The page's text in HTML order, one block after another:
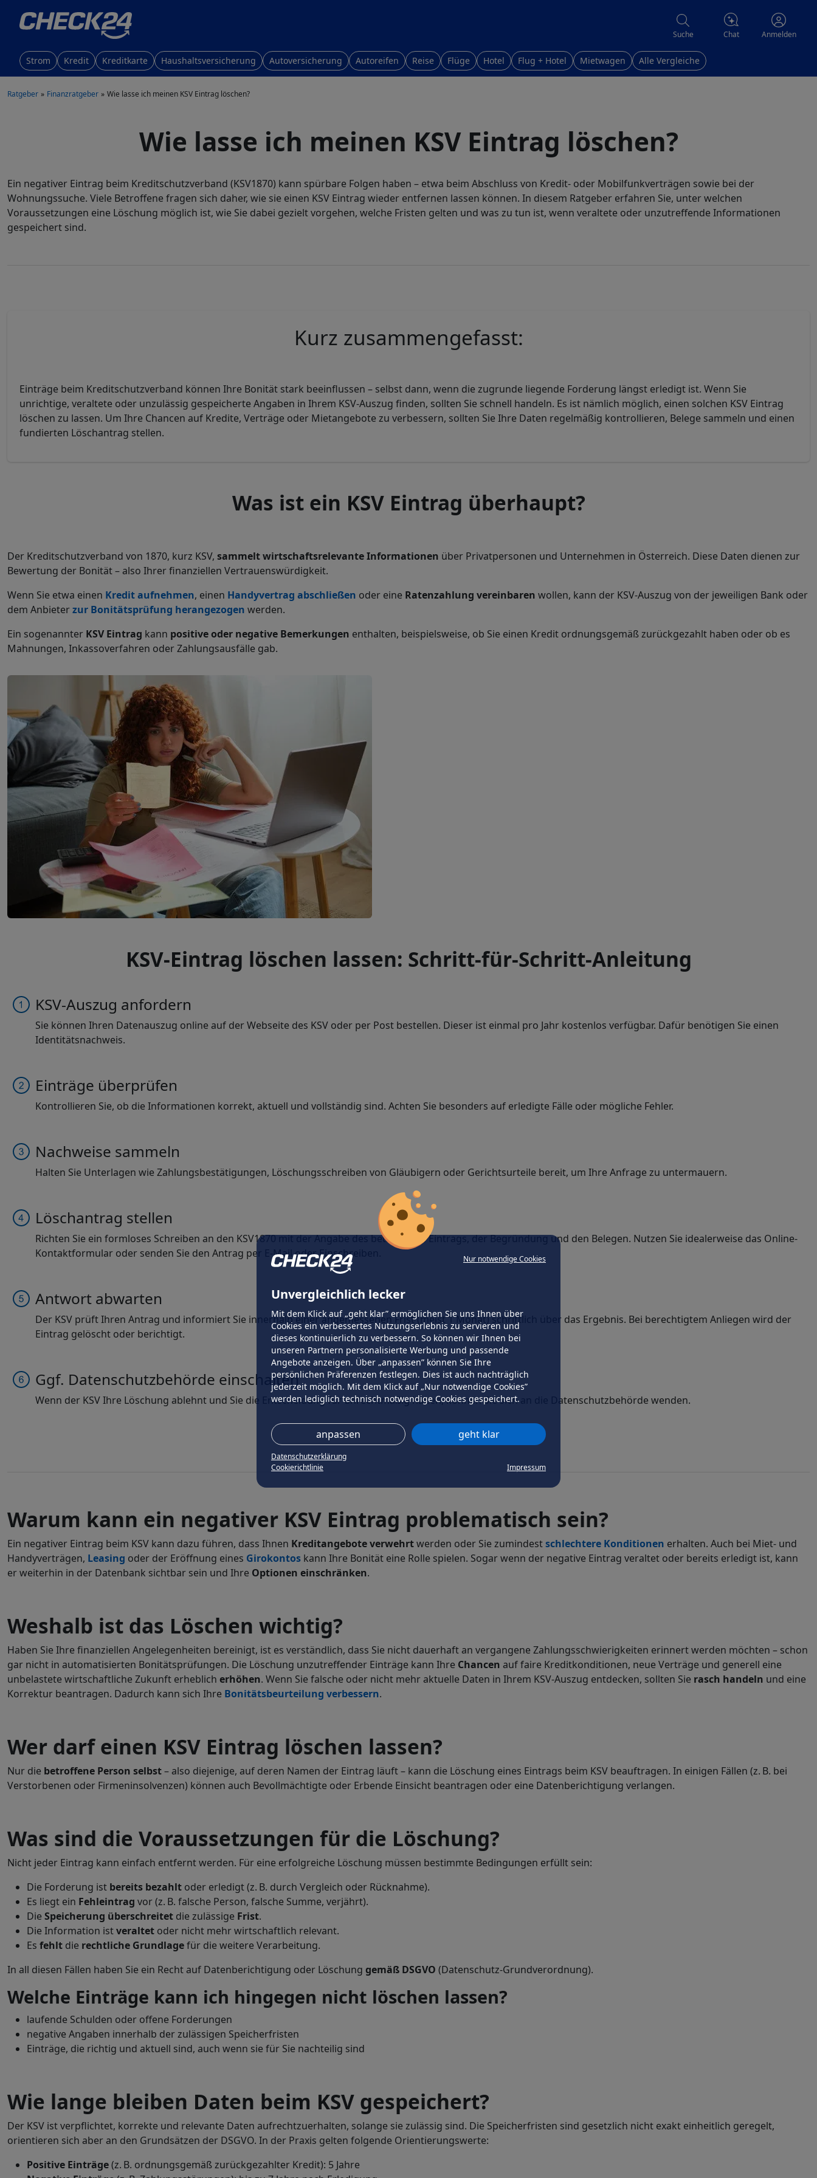
Nur notwendige Cookies
Unvergleichlich lecker
Mit dem Klick auf „geht klar” ermöglichen Sie uns Ihnen über
Cookies ein verbessertes Nutzungserlebnis zu servieren und
dieses kontinuierlich zu verbessern. So können wir Ihnen bei
unseren Partnern personalisierte Werbung und passende
Angebote anzeigen. Über „anpassen” können Sie Ihre
persönlichen Präferenzen festlegen. Dies ist auch nachträglich
jederzeit möglich. Mit dem Klick auf „Nur notwendige Cookies”
werden lediglich technisch notwendige Cookies gespeichert.
anpassen geht klar
Datenschutzerklärung
Cookierichtlinie
Impressum
Suche Chat Anmelden
Strom Kredit Kreditkarte Haushaltsversicherung Autoversicherung Autoreifen Reise Flüge Hotel Flug + Hotel Mietwagen Alle Vergleiche
Ratgeber Finanzratgeber Wie lasse ich meinen KSV Eintrag löschen?
Wie lasse ich meinen KSV Eintrag löschen?
Ein negativer Eintrag beim Kreditschutzverband (KSV1870) kann spürbare Folgen haben – etwa beim Abschluss von Kredit- oder Mobilfunkverträgen sowie bei der
Wohnungssuche. Viele Betroffene fragen sich daher, wie sie einen KSV Eintrag wieder entfernen lassen können. In diesem Ratgeber erfahren Sie, unter welchen
Voraussetzungen eine Löschung möglich ist, wie Sie dabei gezielt vorgehen, welche Fristen gelten und was zu tun ist, wenn veraltete oder unzutreffende Informationen
gespeichert sind.
Kurz zusammengefasst:
Einträge beim Kreditschutzverband können Ihre Bonität stark beeinflussen – selbst dann, wenn die zugrunde liegende Forderung längst erledigt ist. Wenn Sie
unrichtige, veraltete oder unzulässig gespeicherte Angaben in Ihrem KSV-Auszug finden, sollten Sie schnell handeln. Es ist nämlich möglich, einen solchen KSV Eintrag
löschen zu lassen. Um Ihre Chancen auf Kredite, Verträge oder Mietangebote zu verbessern, sollten Sie Ihre Daten regelmäßig kontrollieren, Belege sammeln und einen
fundierten Löschantrag stellen.
Was ist ein KSV Eintrag überhaupt?
Der Kreditschutzverband von 1870, kurz KSV, sammelt wirtschaftsrelevante Informationen über Privatpersonen und Unternehmen in Österreich. Diese Daten dienen zur
Bewertung der Bonität – also Ihrer finanziellen Vertrauenswürdigkeit.
Wenn Sie etwa einen Kredit aufnehmen, einen Handyvertrag abschließen oder eine Ratenzahlung vereinbaren wollen, kann der KSV-Auszug von der jeweiligen Bank oder
dem Anbieterzur Bonitätsprüfung herangezogen werden.
Ein sogenannter KSV Eintrag kann positive oder negative Bemerkungen enthalten, beispielsweise, ob Sie einen Kredit ordnungsgemäß zurückgezahlt haben oder ob es
Mahnungen, Inkassoverfahren oder Zahlungsausfälle gab.
KSV-Eintrag löschen lassen: Schritt-für-Schritt-Anleitung
KSV-Auszug anfordern
Sie können Ihren Datenauszug online auf der Webseite des KSV oder per Post bestellen. Dieser ist einmal pro Jahr kostenlos verfügbar. Dafür benötigen Sie einen
Identitätsnachweis.
Einträge überprüfen
Kontrollieren Sie, ob die Informationen korrekt, aktuell und vollständig sind. Achten Sie besonders auf erledigte Fälle oder mögliche Fehler.
Nachweise sammeln
Halten Sie Unterlagen wie Zahlungsbestätigungen, Löschungsschreiben von Gläubigern oder Gerichtsurteile bereit, um Ihre Anfrage zu untermauern.
Löschantrag stellen
Richten Sie ein formloses Schreiben an den KSV1870 mit der Angabe des betroffenen Eintrags, der Begründung und den Belegen. Nutzen Sie idealerweise das Online-
Kontaktformular oder senden Sie den Antrag per E-Mail oder Einschreiben.
Antwort abwarten
Der KSV prüft Ihren Antrag und informiert Sie innerhalb einer angemessenen Frist (meist 1 Monat) schriftlich über das Ergebnis. Bei berechtigtem Anliegen wird der
Eintrag gelöscht oder berichtigt.
Ggf. Datenschutzbehörde einschalten
Wenn der KSV Ihre Löschung ablehnt und Sie die Entscheidung für unrechtmäßig halten, können Sie sich an die Datenschutzbehörde wenden.
Warum kann ein negativer KSV Eintrag problematisch sein?
Ein negativer Eintrag beim KSV kann dazu führen, dass Ihnen Kreditangeboteverwehrtwerden oder Sie zumindestschlechtere Konditionen erhalten. Auch bei Miet- und
Handyverträgen, Leasing oder der Eröffnung eines Girokontos kann Ihre Bonität eine Rolle spielen. Sogar wenn der negative Eintrag veraltet oder bereits erledigt ist, kann
er weiterhin in der Datenbank sichtbar sein und Ihre Optionen einschränken.
Weshalb ist das Löschen wichtig?
Haben Sie Ihre finanziellen Angelegenheiten bereinigt, ist es verständlich, dass Sie nicht dauerhaft an vergangene Zahlungsschwierigkeiten erinnert werden möchten – schon
gar nicht in automatisierten Bonitätsprüfungen. Die Löschung unzutreffender Einträge kann Ihre Chancen auf faire Kreditkonditionen, neue Verträge und generell eine
unbelastete wirtschaftliche Zukunft erheblich erhöhen. Wenn Sie falsche oder nicht mehr aktuelle Daten in Ihrem KSV-Auszug entdecken, sollten Sie rasch handeln und eine
Korrektur beantragen. Dadurch kann sich Ihre Bonitätsbeurteilung verbessern.
Wer darf einen KSV Eintrag löschen lassen?
Nur die betroffene Person selbst– also diejenige, auf deren Namen der Eintrag läuft – kann die Löschung eines Eintrags beim KSV beauftragen. In einigen Fällen (z. B. bei
Verstorbenen oder Firmeninsolvenzen) können auch Bevollmächtigte oder Erbende Einsicht beantragen oder eine Datenberichtigung verlangen.
Was sind die Voraussetzungen für die Löschung?
Nicht jeder Eintrag kann einfach entfernt werden. Für eine erfolgreiche Löschung müssen bestimmte Bedingungen erfüllt sein:
Die Forderung ist bereits bezahlt oder erledigt (z. B. durch Vergleich oder Rücknahme).
Es liegt ein Fehleintrag vor (z. B. falsche Person, falsche Summe, verjährt).
Die Speicherung überschreitet die zulässige Frist.
Die Information istveraltet oder nicht mehr wirtschaftlich relevant.
Es fehlt die rechtliche Grundlagefür die weitere Verarbeitung.
In all diesen Fällen haben Sie ein Recht auf Datenberichtigung oder Löschung gemäß DSGVO (Datenschutz-Grundverordnung).
Welche Einträge kann ich hingegen nicht löschen lassen?
laufende Schulden oder offene Forderungen
negative Angaben innerhalb der zulässigen Speicherfristen
Einträge, die richtig und aktuell sind, auch wenn sie für Sie nachteilig sind
Wie lange bleiben Daten beim KSV gespeichert?
Der KSV ist verpflichtet, korrekte und relevante Daten aufrechtzuerhalten, solange sie zulässig sind. Die Speicherfristen sind gesetzlich nicht exakt einheitlich geregelt,
orientieren sich aber an den Grundsätzen der DSGVO. In der Praxis gelten folgende Orientierungswerte:
Positive Einträge(z. B. ordnungsgemäß zurückgezahlter Kredit): 5 Jahre